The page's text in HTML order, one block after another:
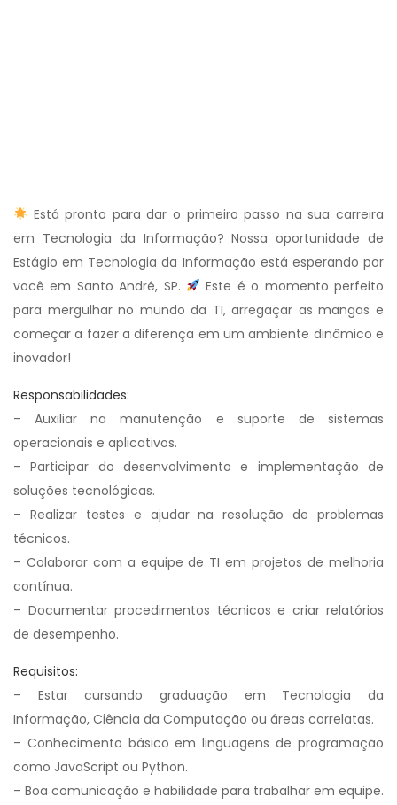
Está pronto para dar o primeiro passo na sua carreira
em Tecnologia da Informação? Nossa oportunidade de
Estágio em Tecnologia da Informação está esperando por
você em Santo André, SP.
Este é o momento perfeito
para mergulhar no mundo da TI, arregaçar as mangas e
começar a fazer a diferença em um ambiente dinâmico e
inovador!
Responsabilidades:
– Auxiliar na manutenção e suporte de sistemas
operacionais e aplicativos.
– Participar do desenvolvimento e implementação de
soluções tecnológicas.
– Realizar testes e ajudar na resolução de problemas
técnicos.
– Colaborar com a equipe de TI em projetos de melhoria
contínua.
– Documentar procedimentos técnicos e criar relatórios
de desempenho.
Requisitos:
– Estar cursando graduação em Tecnologia da
Informação, Ciência da Computação ou áreas correlatas.
– Conhecimento básico em linguagens de programação
como JavaScript ou Python.
– Boa comunicação e habilidade para trabalhar em equipe.